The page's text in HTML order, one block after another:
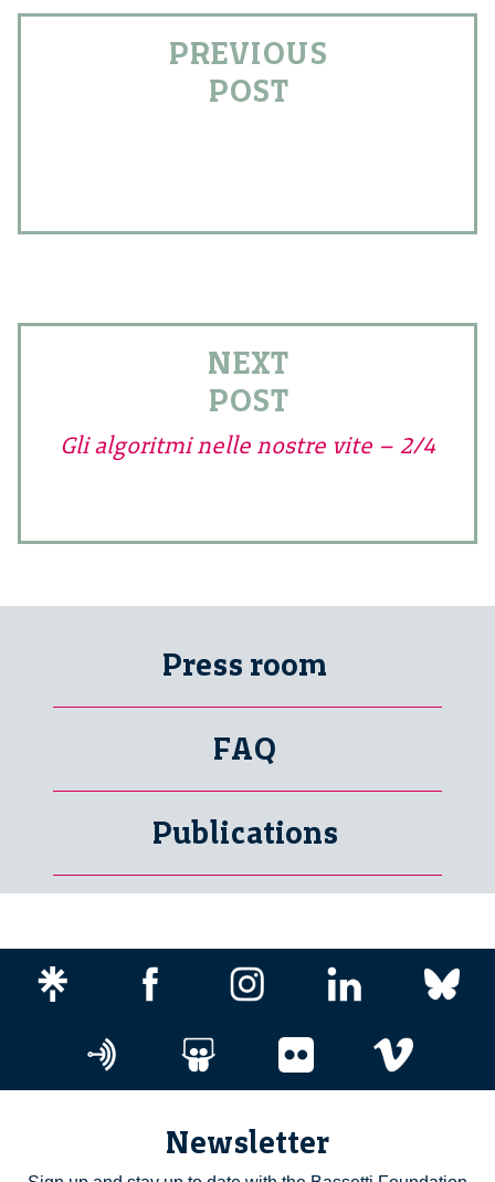
PREVIOUS
POST
NEXT
POST
Gli algoritmi nelle nostre vite – 2/4
Press room
FAQ
Publications
Newsletter